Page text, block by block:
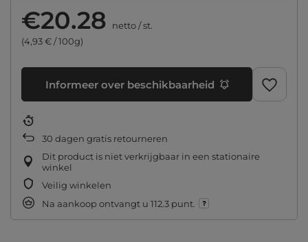
€20.28 netto/st.
(4,93 € / 100g)
Informeer over beschikbaarheid
30 dagen gratis retourneren
Dit product is niet verkrijgbaar in een stationaire
winkel
Veilig winkelen
Na aankoop ontvangt u 112.3 punt.